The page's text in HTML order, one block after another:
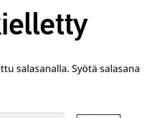
salasanalla. Syötä salasana